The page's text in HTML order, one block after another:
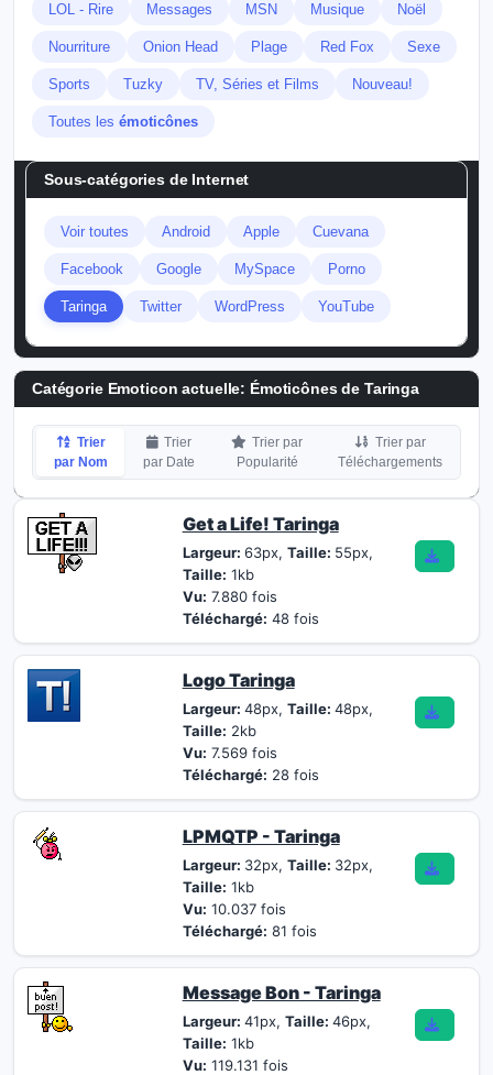
LOL - Rire Messages MSN Musique Noël
Nourriture Onion Head Plage Red Fox Sexe
Sports Tuzky TV, Séries et Films Nouveau!
Toutes les émoticônes
Sous-catégories de Internet
Voir toutes Android Apple Cuevana
Facebook Google MySpace Porno
Taringa Twitter WordPress YouTube
Catégorie Emoticon actuelle: Émoticônes de Taringa
Trier
par Nom
Trier
par Date
Trier par
Popularité
Trier par
Téléchargements
Get a Life! Taringa
Largeur: 63px, Taille: 55px,
Taille: 1kb
Vu: 7.880 fois
Téléchargé: 48 fois
Logo Taringa
Largeur: 48px, Taille: 48px,
Taille: 2kb
Vu: 7.569 fois
Téléchargé: 28 fois
LPMQTP - Taringa
Largeur: 32px, Taille: 32px,
Taille: 1kb
Vu: 10.037 fois
Téléchargé: 81 fois
Message Bon - Taringa
Largeur: 41px, Taille: 46px,
Taille: 1kb
Vu: 119.131 fois